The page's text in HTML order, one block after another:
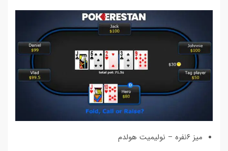
میز ۶نفره – نولیمیت هولدم